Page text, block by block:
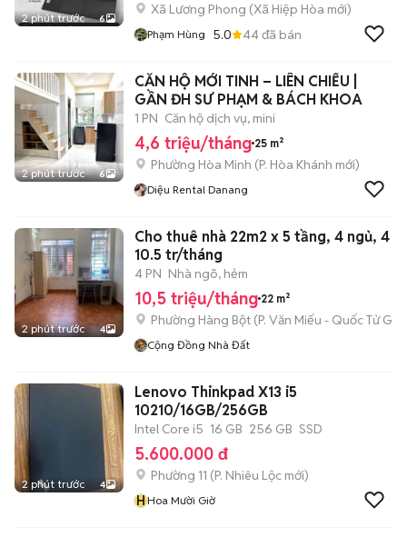
2 phút trước 6
Xã Lương Phong (Xã Hiệp Hòa mới)
Phạm Hùng 5.0 44đã bán
2 phút trước 6
CĂN HỘ MỚI TINH – LIÊN CHIỂU |
GẦN ĐH SƯ PHẠM & BÁCH KHOA
1 PN Căn hộ dịch vụ, mini
4,6 triệu/tháng 25 m²
Phường Hòa Minh (P. Hòa Khánh mới)
Diệu Rental Danang
2 phút trước 4
Cho thuê nhà 22m2 x 5 tầng, 4 ngủ, 4
10.5 tr/tháng
4 PN Nhà ngõ, hẻm
10,5 triệu/tháng 22 m²
Phường Hàng Bột (P. Văn Miếu - Quốc Tử
Cộng Đồng Nhà Đất
2 phút trước 4
Lenovo Thinkpad X13 i5
10210/16GB/256GB
Intel Core i5 16 GB 256 GB SSD
5.600.000 đ
Phường 11 (P. Nhiêu Lộc mới)
HHoa Mười Giờ